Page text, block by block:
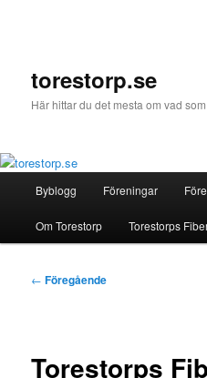
torestorp.se
Här hittar du det mesta om vad
Byblogg Föreningar
Om Torestorp Torestorps
Inläggsnavigering
← Föregående
Torestorps